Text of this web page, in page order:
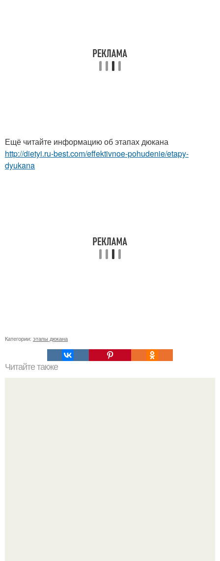
Ещё читайте информацию об этапах дюкана
http://dietyi.ru-best.com/effektivnoe-pohudenie/etapy-
dyukana
Категории: этапы дюкана
Читайте также